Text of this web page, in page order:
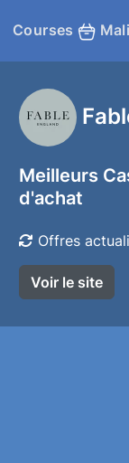
Courses
Meilleurs
d'achat
Offres
Voir le site